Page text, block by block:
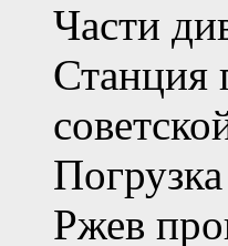
Части
Станция
Ржев